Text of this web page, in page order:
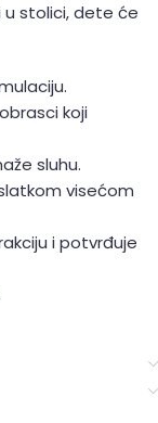
u stolici, dete će
koji
sluhu.
visećom
i potvrđuje